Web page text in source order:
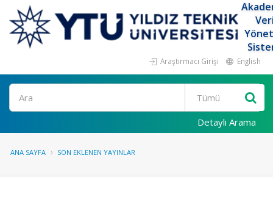
Araştırmacı Girişi English
Ara
Detaylı Arama
ANA SAYFA SON EKLENEN YAYINLAR